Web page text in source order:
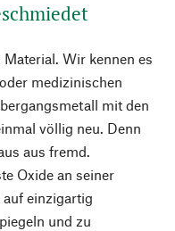
Wir kennen es
medizinischen
mit den
völlig neu. Denn
aus fremd.
Oxide an seiner
auf einzigartig
und zu